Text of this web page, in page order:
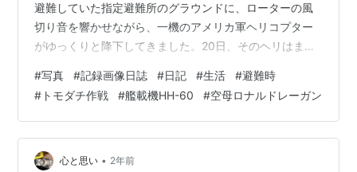
避難していた指定避難所のグラウンドに、ローターの風
切り音を響かせながら、一機のアメリカ軍ヘリコプター
がゆっくりと降下してきました。20日、そのヘリはまる
して再び飛び立っていきました。その様子からは、何か
の打ち合わせや事前確認のような印象を受けました。 翌
21日、再びアメリカ軍のヘリコプターが降り立ちまし
た。今度は機内に食料品や衣類、毛布等の支援物資がど
っさりと積み込まれており、避難していた人々が一列に
#写真 #記録画像日誌 #日記 #生活 #避難時
# トモダチ作戦 #艦載機HH-60 #空母ロナルドレーガン
心と思い • 2年前